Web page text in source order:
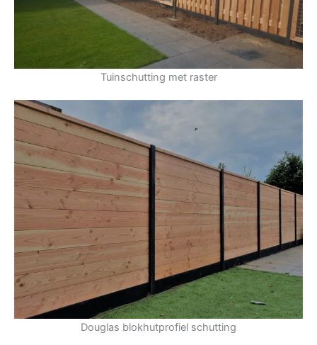
Tuinschutting met raster
Douglas blokhutprofiel schutting